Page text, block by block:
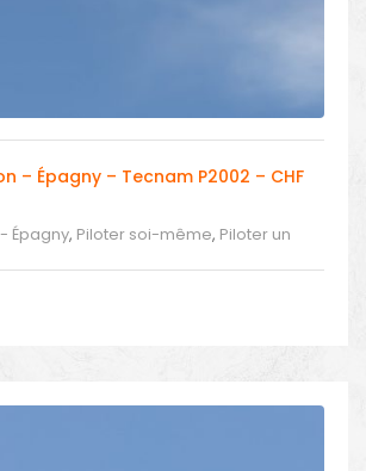
– Épagny – Tecnam P2002 – CHF
Épagny, Piloter soi-même, Piloter un